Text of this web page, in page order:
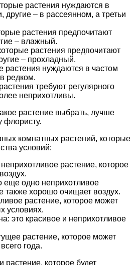
растения нуждаются в
другие – в рассеянном, а третьи
растения предпочитают
– влажный.
растения предпочитают
– прохладный.
растения нуждаются в частом
редком.
требуют регулярного
неприхотливы.
растение выбрать, лучше
флористу.
комнатных растений, которые
условий:
растение, которое
еще одно неприхотливое
также хорошо очищает воздух.
растение, которое может
условиях.
это красивое и неприхотливое
растение, которое может
года.
растение, которое будет